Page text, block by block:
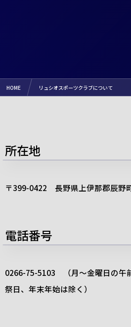
HOME リュシオスポーツクラブについて
所在地
〒399-0422 長野県上伊那郡辰野
電話番号
0266-75-5103 （月～金曜日の
祭日、年末年始は除く）